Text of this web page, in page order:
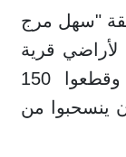
"سهل مرج
لأراضي قرية
أبو فلاح المجاورة صباح اليوم، وقطعوا 150
ينسحبوا من